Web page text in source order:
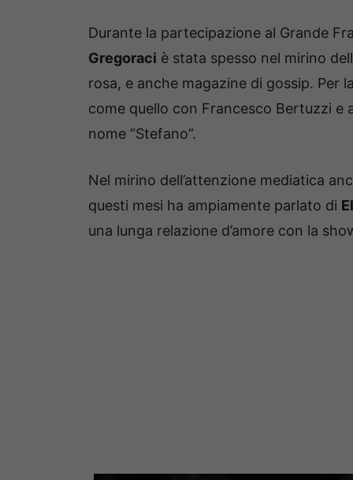
Durante la partecipazione al Grande
Gregoraci è stata spesso nel mirino
rosa, e anche magazine di gossip. Per
come quello con Francesco Bertuzzi
nome “Stefano”.
Nel mirino dell’attenzione mediatica
questi mesi ha ampiamente parlato di
una lunga relazione d’amore con la